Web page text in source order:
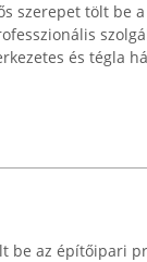
szerepet tölt be
és tégla
be az építőipari